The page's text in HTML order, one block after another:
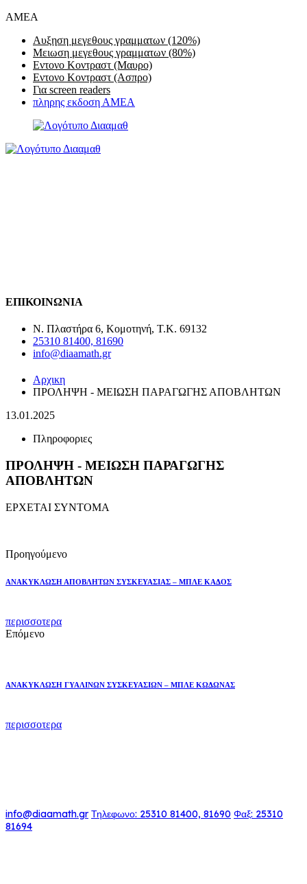
AMEA
Αυξηση μεγεθους γραμματων (120%)
Μειωση μεγεθους γραμματων (80%)
Εντονο Κοντραστ (Μαυρο)
Εντονο Κοντραστ (Ασπρο)
Για screen readers
πληρης εκδοση ΑΜΕΑ
ΕΠΙΚΟΙΝΩΝΙΑ
Ν. Πλαστήρα 6, Κομοτηνή, T.K. 69132
25310 81400, 81690
info@diaamath.gr
Αρχικη
ΠΡΟΛΗΨΗ - ΜΕΙΩΣΗ ΠΑΡΑΓΩΓΗΣ ΑΠΟΒΛΗΤΩΝ
13.01.2025
Πληροφοριες
ΠΡΟΛΗΨΗ - ΜΕΙΩΣΗ ΠΑΡΑΓΩΓΗΣ
ΑΠΟΒΛΗΤΩΝ
ΕΡΧΕΤΑΙ ΣΥΝΤΟΜΑ
Προηγούμενο
ΑΝΑΚΥΚΛΩΣΗ ΑΠΟΒΛΗΤΩΝ ΣΥΣΚΕΥΑΣΙΑΣ – ΜΠΛΕ ΚΑΔΟΣ
περισσοτερα
Επόμενο
ΑΝΑΚΥΚΛΩΣΗ ΓΥΑΛΙΝΩΝ ΣΥΣΚΕΥΑΣΙΩΝ – ΜΠΛΕ ΚΩΔΩΝΑΣ
περισσοτερα
info@diaamath.gr Τηλεφωνο: 25310 81400, 81690 Φαξ: 25310
81694